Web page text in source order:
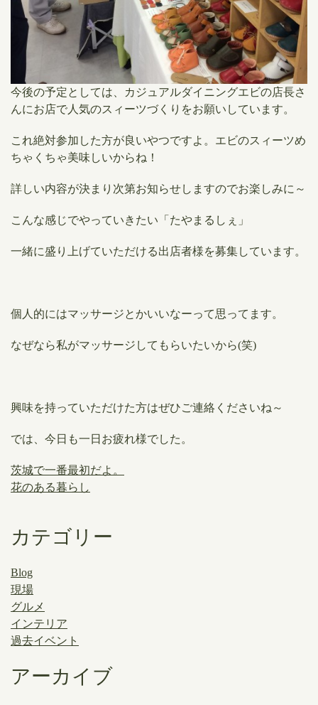
今後の予定としては、カジュアルダイニングエビの店長さ
んにお店で人気のスィーツづくりをお願いしています。
これ絶対参加した方が良いやつですよ。エビのスィーツめ
ちゃくちゃ美味しいからね！
詳しい内容が決まり次第お知らせしますのでお楽しみに～
こんな感じでやっていきたい「 たやまるしぇ」
一緒に盛り上げていただける出店者様を募集しています。
個人的にはマッサージとかいいなーって思ってます。
なぜなら私がマッサージしてもらいたいから(笑)
興味を持っていただけた方はぜひご連絡くださいね～
では、今日も一日お疲れ様でした。
茨城で一番最初だよ。
花のある暮らし
カテゴリー
Blog
現場
グルメ
インテリア
過去イベント
アーカイブ